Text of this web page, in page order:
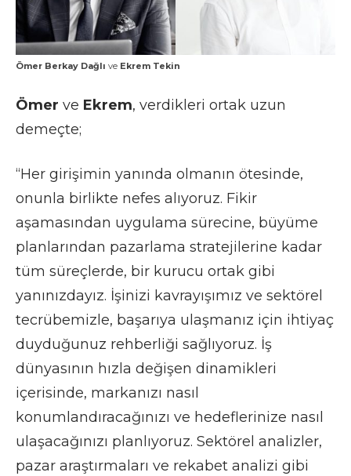
Ömer Berkay Dağlı ve Ekrem Tekin
Ömer ve Ekrem, verdikleri ortak uzun
demeçte;
“Her girişimin yanında olmanın ötesinde,
onunla birlikte nefes alıyoruz. Fikir
aşamasından uygulama sürecine, büyüme
planlarından pazarlama stratejilerine kadar
tüm süreçlerde, bir kurucu ortak gibi
yanınızdayız. İşinizi kavrayışımız ve sektörel
tecrübemizle, başarıya ulaşmanız için ihtiyaç
duyduğunuz rehberliği sağlıyoruz. İş
dünyasının hızla değişen dinamikleri
içerisinde, markanızı nasıl
konumlandıracağınızı ve hedeflerinize nasıl
ulaşacağınızı planlıyoruz. Sektörel analizler,
pazar araştırmaları ve rekabet analizi gibi